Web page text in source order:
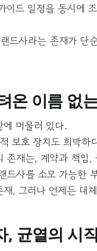
이드 일정을 동시에
드사라는 존재가 단
온 이름 없
머물러 있다.
보호 장치도 희박하
존재는, 계약과 책임
드사를 소모 가능한
, 그러나 언제든 대
, 균열의 시